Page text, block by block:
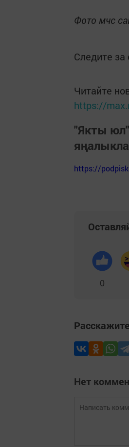
Фото мчс
Следите
Читайте
https://
"Якты
https://
0
Нет